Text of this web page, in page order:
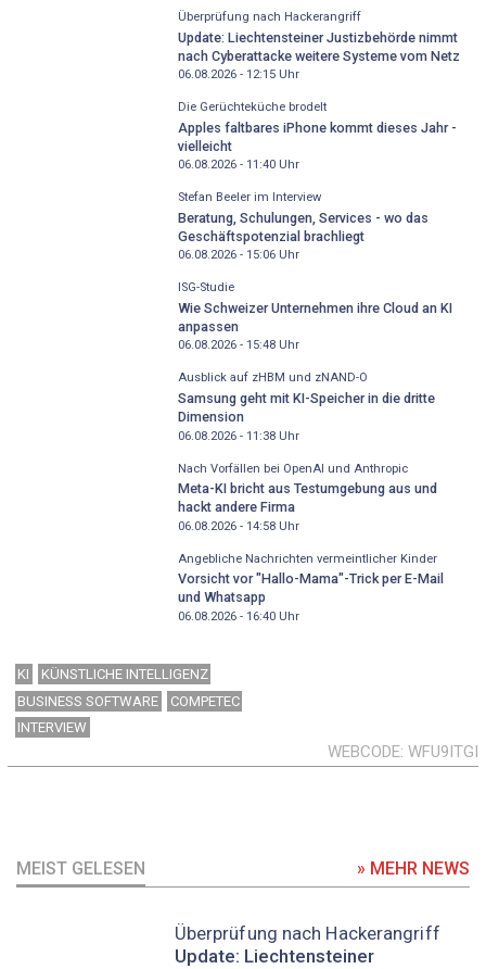
Überprüfung nach Hackerangriff
Update: Liechtensteiner Justizbehörde nimmt
nach Cyberattacke weitere Systeme vom Netz
06.08.2026 - 12:15Uhr
Die Gerüchteküche brodelt
Apples faltbares iPhone kommt dieses Jahr -
vielleicht
06.08.2026 - 11:40Uhr
Stefan Beeler im Interview
Beratung, Schulungen, Services - wo das
Geschäftspotenzial brachliegt
06.08.2026 - 15:06Uhr
ISG-Studie
Wie Schweizer Unternehmen ihre Cloud an KI
anpassen
06.08.2026 - 15:48Uhr
Ausblick auf zHBM und zNAND-O
Samsung geht mit KI-Speicher in die dritte
Dimension
06.08.2026 - 11:38Uhr
Nach Vorfällen bei OpenAI und Anthropic
Meta-KI bricht aus Testumgebung aus und
hackt andere Firma
06.08.2026 - 14:58Uhr
Angebliche Nachrichten vermeintlicher Kinder
Vorsicht vor "Hallo-Mama"-Trick per E-Mail
und Whatsapp
06.08.2026 - 16:40Uhr
KI
KÜNSTLICHE INTELLIGENZ
BUSINESS SOFTWARE
COMPETEC
INTERVIEW
WEBCODE WFU9ITGI
MEIST GELESEN » MEHR NEWS
Überprüfung nach Hackerangriff
Update: Liechtensteiner